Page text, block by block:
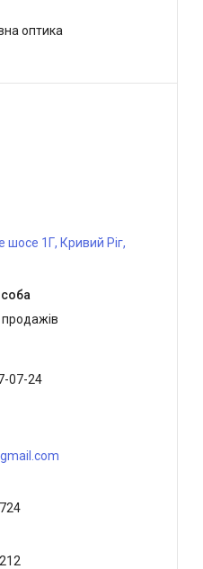
оптика
шосе 1Г, Кривий Ріг,
07-24